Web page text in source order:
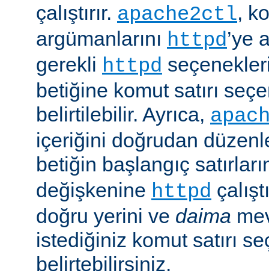
çalıştırır. apache2ctl,
argümanlarını httpd’ye
gerekli httpd
betiğine komut satırı
belirtilebilir. Ayrıca,
içeriğini doğrudan
betiğin başlangıç
değişkenine httpd
doğru yerini ve daima
istediğiniz komut satırı
belirtebilirsiniz.